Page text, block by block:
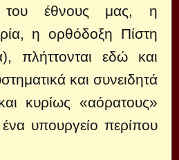
του έθνους μας, η
η ορθόδοξη Πίστη
πλήττονται εδώ και
και συνειδητά
κυρίως «αόρατους»
υπουργείο περίπου